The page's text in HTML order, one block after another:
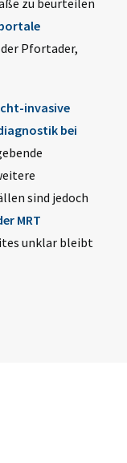
zu beurteilen
Pfortader,
invasive
bei
sind jedoch
MRT
unklar bleibt